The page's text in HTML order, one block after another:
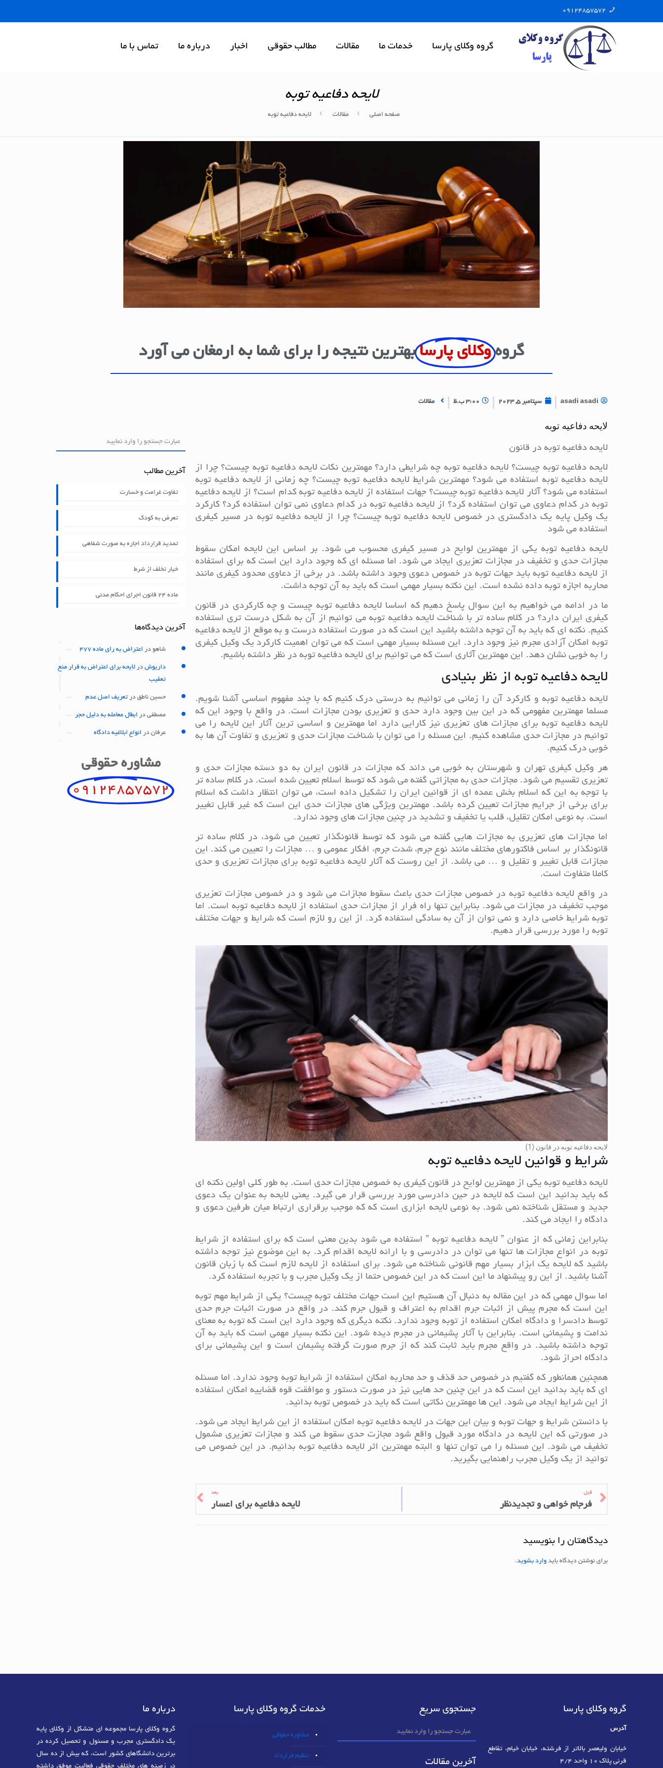
09124857572
گروه وکلای پارسا خدمات ما مقالات مطالب حقوقی اخبار درباره ما تماس با ما
لایحه دفاعیه توبه
صفحه اصلی مقالات لایحه دفاعیه توبه
گروه وکلای پارسا بهترین نتیجه را برای شما به ارمغان می آورد
asadi asadi سپتامبر 5, 2023 3:00 ب.ظ مقالات
لایحه دفاعیه توبه
لایحه دفاعیه توبه در قانون
لایحه دفاعیه توبه چیست؟ لایحه دفاعیه توبه چه شرایطی دارد؟ مهمترین نکات لایحه دفاعیه توبه چیست؟ چرا از
لایحه دفاعیه توبه استفاده می شود؟ مهمترین شرایط لایحه دفاعیه توبه چیست؟ چه زمانی از لایحه دفاعیه توبه
استفاده می شود؟ آثار لایحه دفاعیه توبه چیست؟ جهات استفاده از لایحه دفاعیه توبه کدام است؟ از لایحه دفاعیه
توبه در کدام دعاوی می توان استفاده کرد؟ از لایحه دفاعیه توبه در کدام دعاوی نمی توان استفاده کرد؟ کارکرد
یک وکیل پایه یک دادگستری در خصوص لایحه دفاعیه توبه چیست؟ چرا از لایحه دفاعیه توبه در مسیر کیفری
استفاده می شود
لایحه دفاعیه توبه یکی از مهمترین لوایح در مسیر کیفری محسوب می شود. بر اساس این لایحه امکان سقوط
مجازات حدی و تخفیف در مجازات تعزیری ایجاد می شود. اما مسئله ای که وجود دارد این است که برای استفاده
از لایحه دفاعیه توبه باید جهات توبه در خصوص دعوی وجود داشته باشد. در برخی از دعاوی محدود کیفری مانند
محاربه اجازه توبه داده نشده است. این نکته بسیار مهمی است که باید به آن توجه داشت.
ما در ادامه می خواهیم به این سوال پاسخ دهیم که اساسا لایحه دفاعیه توبه چیست و چه کارکردی در قانون
کیفری ایران دارد؟ در کلام ساده تر با شناخت لایحه دفاعیه توبه می توانیم از آن به شکل درست تری استفاده
کنیم. نکته ای که باید به آن توجه داشته باشید این است که در صورت استفاده درست و به موقع از لایحه دفاعیه
توبه امکان آزادی مجرم نیز وجود دارد. این مسئله بسیار مهمی است که می توان اهمیت کارکرد یک وکیل کیفری
را به خوبی نشان دهد. این مهمترین آثاری است که می توانیم برای لایحه دفاعیه توبه در نظر داشته باشیم.
لایحه دفاعیه توبه از نظر بنیادی
لایحه دفاعیه توبه و کارکرد آن را زمانی می توانیم به درستی درک کنیم که با چند مفهوم اساسی آشنا شویم.
مسلما مهمترین مفهومی که در این بین وجود دارد حدی و تعزیری بودن مجازات است. در واقع با وجود این که
لایحه دفاعیه توبه برای مجازات های تعزیری نیز کارایی دارد اما مهمترین و اساسی ترین آثار این لایحه را می
توانیم در مجازات حدی مشاهده کنیم. این مسئله را می توان با شناخت مجازات حدی و تعزیری و تفاوت آن ها به
خوبی درک کنیم.
هر وکیل کیفری تهران و شهرستان به خوبی می داند که مجازات در قانون ایران به دو دسته مجازات حدی و
تعزیری تقسیم می شود. مجازات حدی به مجازاتی گفته می شود که توسط اسلام تعیین شده است. در کلام ساده تر
با توجه به این که اسلام بخش عمده ای از قوانین ایران را تشکیل داده است، می توان انتظار داشت که اسلام
برای برخی از جرایم مجازات تعیین کرده باشد. مهمترین ویژگی های مجازات حدی این است که غیر قابل تغییر
است. به نوعی امکان تقلیل، قلب یا تخفیف و تشدید در چنین مجازات های وجود ندارد.
اما مجازات های تعزیری به مجازات هایی گفته می شود که توسط قانونگذار تعیین می شود، در کلام ساده تر
قانونگذار بر اساس فاکتورهای مختلف مانند نوع جرم، شدت جرم، افکار عمومی و … مجازات را تعیین می کند. این
مجازات قابل تغییر و تقلیل و … می باشد. از این روست که آثار لایحه دفاعیه توبه برای مجازات تعزیری و حدی
کاملا متفاوت است.
در واقع لایحه دفاعیه توبه در خصوص مجازات حدی باعث سقوط مجازات می شود و در خصوص مجازات تعزیری
موجب تخفیف در مجازات می شود. بنابراین تنها راه فرار از مجازات حدی استفاده از لایحه دفاعیه توبه است. اما
توبه شرایط خاصی دارد و نمی توان از آن به سادگی استفاده کرد. از این رو لازم است که شرایط و جهات مختلف
توبه را مورد بررسی قرار دهیم.
لایحه دفاعیه توبه در قانون (1)
شرایط و قوانین لایحه دفاعیه توبه
لایحه دفاعیه توبه یکی از مهمترین لوایح در قانون کیفری به خصوص مجازات حدی است. به طور کلی اولین نکته ای
که باید بدانید این است که لایحه در حین دادرسی مورد بررسی قرار می گیرد. یعنی لایحه به عنوان یک دعوی
جدید و مستقل شناخته نمی شود. به نوعی لایحه ابزاری است که که موجب برقراری ارتباط میان طرفین دعوی و
دادگاه را ایجاد می کند.
بنابراین زمانی که از عنوان ” لایحه دفاعیه توبه ” استفاده می شود بدین معنی است که برای استفاده از شرایط
توبه در انواع مجازات ها تنها می توان در دادرسی و با ارائه لایحه اقدام کرد. به این موضوع نیز توجه داشته
باشید که لایحه یک ابزار بسیار مهم قانونی شناخته می شود. برای استفاده از لایحه لازم است که با زبان قانون
آشنا باشید. از این رو پیشنهاد ما این است که در این خصوص حتما از یک وکیل مجرب و با تجربه استفاده کرد.
اما سوال مهمی که در این مقاله به دنبال آن هستیم این است جهات مختلف توبه چیست؟ یکی از شرایط مهم توبه
این است که مجرم پیش از اثبات جرم اقدام به اعتراف و قبول جرم کند. در واقع در صورت اثبات جرم حدی
توسط دادسرا و دادگاه امکان استفاده از توبه وجود ندارد. نکته دیگری که وجود دارد این است که توبه به معنای
ندامت و پشیمانی است. بنابراین با آثار پشیمانی در مجرم دیده شود. این نکته بسیار مهمی است که باید به آن
توجه داشته باشید. در واقع مجرم باید ثابت کند که از جرم صورت گرفته پشیمان است و این پشیمانی برای
دادگاه احراز شود.
همچنین همانطور که گفتیم در خصوص حد قذف و حد محاربه امکان استفاده از شرایط توبه وجود ندارد. اما مسئله
ای که باید بدانید این است که در این چنین حد هایی نیز در صورت دستور و موافقت قوه قضاییه امکان استفاده
از این شرایط ایجاد می شود. این ها مهمترین نکاتی است که باید در خصوص توبه بدانید.
با دانستن شرایط و جهات توبه و بیان این جهات در لایحه دفاعیه توبه امکان استفاده از این شرایط ایجاد می شود.
در صورتی که این لایحه در دادگاه مورد قبول واقع شود مجازت حدی سقوط می کند و مجازات تعزیری مشمول
تخفیف می شود. این مسئله را می توان تنها و البته مهمترین اثر لایحه دفاعیه توبه بدانیم. در این خصوص می
توانید از یک وکیل مجرب راهنمایی بگیرید.
قبل
فرجام خواهی و تجدیدنظر
بعد
لایحه دفاعیه برای اعسار
دیدگاهتان را بنویسید
برای نوشتن دیدگاه باید وارد بشوید.
آخرین مطالب
تفاوت غرامت و خسارت
تعرض به کودک
تمدید قرارداد اجاره به صورت شفاهی
خیار تخلف از شرط
ماده ۲۴ قانون اجرای احکام مدنی
آخرین دیدگاه‌ها
شاهو در اعتراض به رای ماده 477
داریوشدر لایحه برای اعتراض به قرار منع
تعقیب
حسین ناطقدر تعریف اصل عدم
مصطفیدر ابطال معامله به دلیل حجر
عرفاندر انواع ابلاغیه دادگاه
مشاوره حقوقی
09124857572
گروه وکلای پارسا
آدرس
خیابان ولیعصر بالاتر از فرشته، خیابان خیام، تقاطع
قرنی پلاک 10 واحد 4/4
جستجوی سریع
آخرین مقالات
خدمات گروه وکلای پارسا
مشاوره حقوقی
تنظیم قرارداد
درباره ما
گروه وکلای پارسا مجموعه ای متشکل از وکلای پایه
یک دادگستری مجرب و مسئول و تحصیل کرده در
برترین دانشگاهای کشور است، که بیش از ده سال
در زمینه های مختلف حقوقی فعالیت موفق داشته